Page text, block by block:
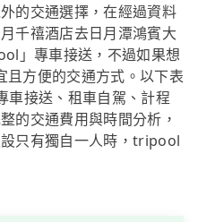
的交通選擇，在經過資料
千禧酒店去日月潭鴻賓大
」專車接送，不過如果想
方便的交通方式。以下表
車接送、租車自駕、計程
的交通費用與時間分析，
只有獨自一人時，tripool